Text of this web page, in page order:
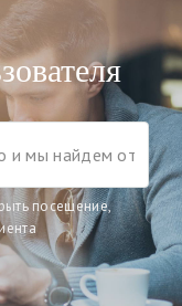
посещение,